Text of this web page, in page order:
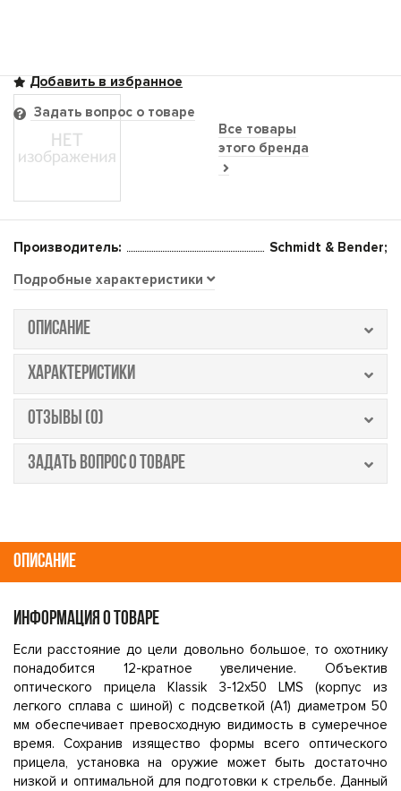
Все товары
этого бренда
Задать вопрос о товаре
Производитель:
Schmidt & Bender;
Подробные характеристики
ОПИСАНИЕ
ХАРАКТЕРИСТИКИ
ОТЗЫВЫ (0)
ЗАДАТЬ ВОПРОС О ТОВАРЕ
ОПИСАНИЕ
ИНФОРМАЦИЯ О ТОВАРЕ
Если расстояние до цели довольно большое, то охотнику
понадобится 12-кратное увеличение. Объектив
оптического прицела Klassik 3-12x50 LMS (корпус из
легкого сплава с шиной) с подсветкой (A1) диаметром 50
мм обеспечивает превосходную видимость в сумеречное
время. Сохранив изящество формы всего оптического
прицела, установка на оружие может быть достаточно
низкой и оптимальной для подготовки к стрельбе. Данный